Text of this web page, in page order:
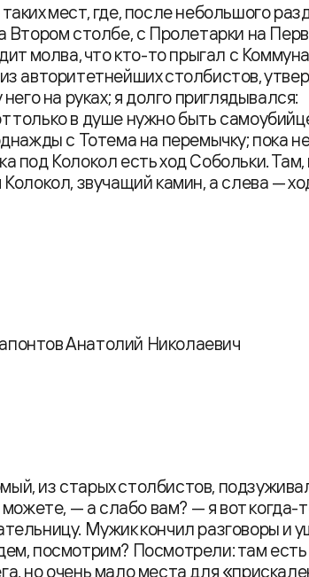
мест, где, после небольшого
Втором столбе, с Пролетарки на
молва, что кто-то прыгал с
авторитетнейших столбистов,
на руках; я долго приглядывался:
только в душе нужно быть
с Тотема на перемычку; пока
под Колокол есть ход Собольки. Там,
звучащий камин, а слева —
Анатолий Николаевич
из старых столбистов,
— а слабо вам? — я вот когда-
Мужик кончил разговоры и
посмотрим? Посмотрели: там есть
но очень мало места для